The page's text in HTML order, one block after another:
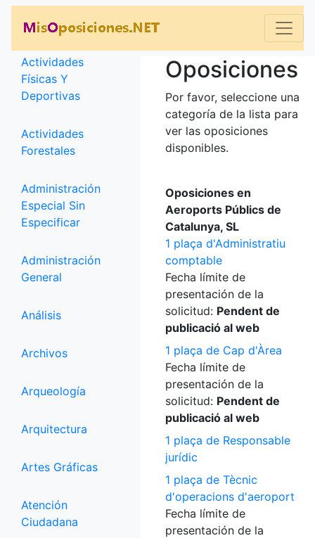
Categorías
Actividades
Físicas Y
Deportivas
Actividades
Forestales
Administración
Especial Sin
Especificar
Administración
General
Análisis
Archivos
Arqueología
Arquitectura
Artes Gráficas
Atención
Ciudadana
Oposiciones
Por favor, seleccione una
categoría de la lista para
ver las oposiciones
disponibles.
Oposiciones en
Aeroports Públics de
Catalunya, SL
1 plaça d'Administratiu
comptable
Fecha límite de
presentación de la
solicitud: Pendent de
publicació al web
1 plaça de Cap d'Àrea
Fecha límite de
presentación de la
solicitud: Pendent de
publicació al web
1 plaça de Responsable
jurídic
1 plaça de Tècnic
d'operacions d'aeroport
Fecha límite de
presentación de la